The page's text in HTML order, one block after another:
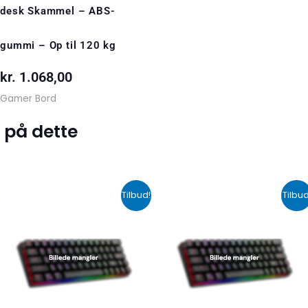
desk Skammel – ABS-
gummi – Op til 120 kg
kr. 1.068,00
Gamer Bord
på dette
Tilbud!
oprindelige
var:
kr. 599,00.
Den
aktuelle
kr. 399,00.
oprindelige
var:
kr. 424,00.kr.